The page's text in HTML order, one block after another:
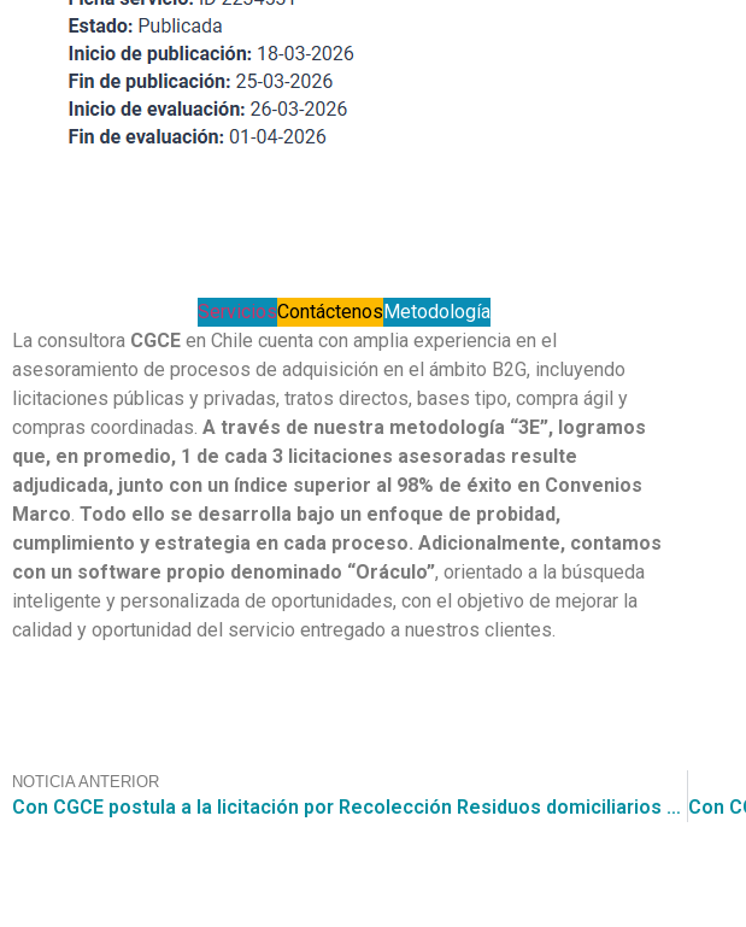
ServiciosContáctenosMetodología
La consultora CGCE en Chile cuenta con amplia experiencia en el
asesoramiento de procesos de adquisición en el ámbito B2G, incluyendo
licitaciones públicas y privadas, tratos directos, bases tipo, compra ágil y
compras coordinadas. A través de nuestra metodología “3E”, logramos
que, en promedio, 1 de cada 3 licitaciones asesoradas resulte
adjudicada, junto con un índice superior al 98% de éxito en Convenios
Marco. Todo ello se desarrolla bajo un enfoque de probidad,
cumplimiento y estrategia en cada proceso. Adicionalmente, contamos
con un software propio denominado “Oráculo”, orientado a la búsqueda
inteligente y personalizada de oportunidades, con el objetivo de mejorar la
calidad y oportunidad del servicio entregado a nuestros clientes.
NOTICIA ANTERIOR
Con CGCE postula a la licitación por Recolección Residuos domiciliarios para la I. Municipalidad de Nueva Imperial